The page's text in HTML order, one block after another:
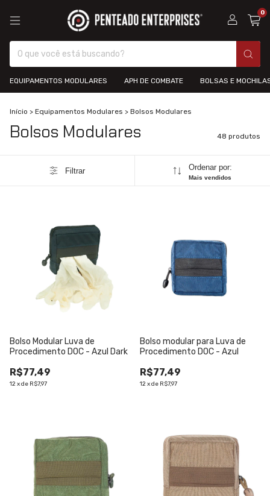
0
EQUIPAMENTOS MODULARES APH DE COMBATE BOLSAS E
Início > Equipamentos Modulares > Bolsos Modulares
Bolsos Modulares 48 produtos
Filtrar Ordenar por:
Mais vendidos
Bolso Modular Luva de
Procedimento DOC - Azul Dark
R$77,49
12xde R$7,97
Bolso modular para Luva de
Procedimento DOC - Azul
R$77,49
12xde R$7,97